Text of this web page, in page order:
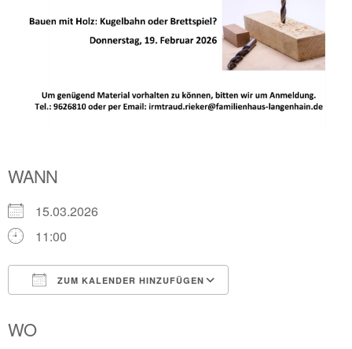
WANN
15.03.2026
11:00
ZUM KALENDER HINZUFÜGEN
WO